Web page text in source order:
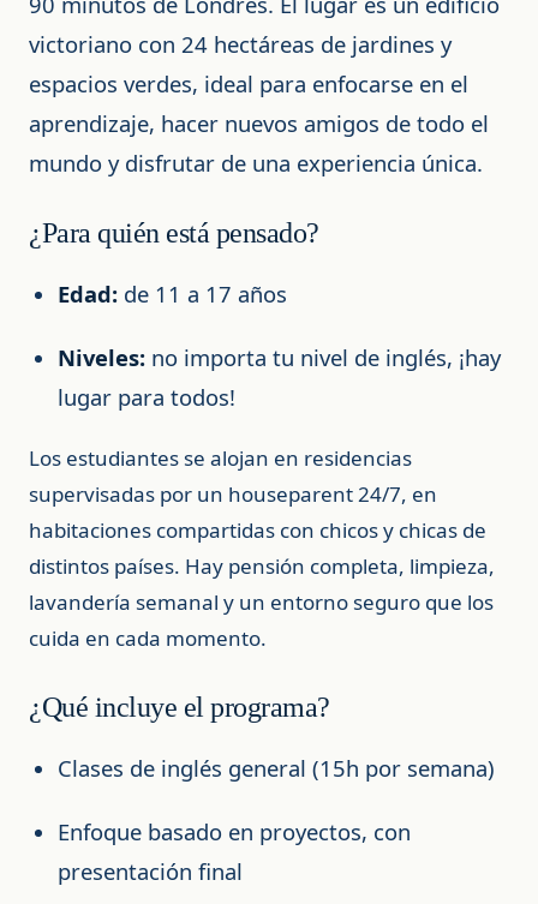
victoriano con 24 hectáreas de jardines y
espacios verdes, ideal para enfocarse en el
aprendizaje, hacer nuevos amigos de todo el
mundo y disfrutar de una experiencia única.
¿Para quién está pensado?
Edad: de 11 a 17 años
Niveles: no importa tu nivel de inglés, ¡hay
lugar para todos!
Los estudiantes se alojan en residencias
supervisadas por un houseparent 24/7, en
habitaciones compartidas con chicos y chicas de
distintos países. Hay pensión completa, limpieza,
lavandería semanal y un entorno seguro que los
cuida en cada momento.
¿Qué incluye el programa?
Clases de inglés general (15h por semana)
Enfoque basado en proyectos, con
presentación final